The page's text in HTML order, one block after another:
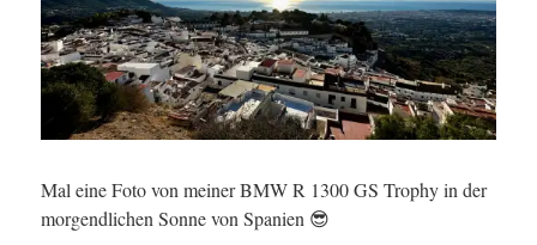
Mal eine Foto von meiner BMW R 1300 GS Trophy in der
morgendlichen Sonne von Spanien 😎